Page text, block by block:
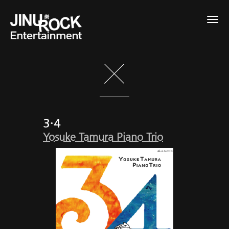
3・4
Yosuke Tamura Piano Trio